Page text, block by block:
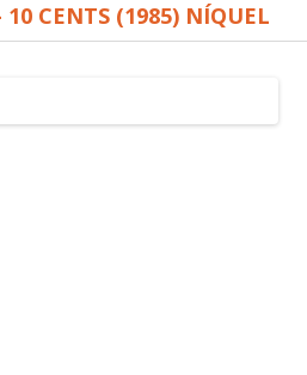
10 CENTS (1985) NÍQUEL